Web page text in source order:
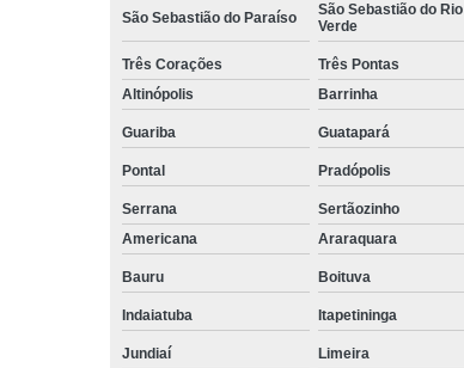
São Sebastião do Paraíso
São Sebastião do Rio
Verde
Três Corações Três Pontas
Altinópolis
Barrinha
Guariba Guatapará
Pontal Pradópolis
Serrana Sertãozinho
Americana
Araraquara
Bauru Boituva
Indaiatuba Itapetininga
Jundiaí Limeira